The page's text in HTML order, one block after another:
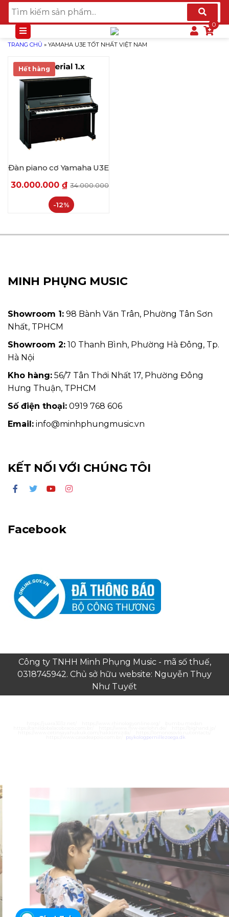
TRANG CHỦ » YAMAHA U3E TỐT NHẤT VIỆT NAM
Hết hàng
Đàn piano cơ Yamaha U3E
30.000.000 ₫ 34.000.000
-12%
MINH PHỤNG MUSIC
Showroom 1: 98 Bành Văn Trân, Phường Tân Sơn
Nhất, TPHCM
Showroom 2: 10 Thanh Bình, Phường Hà Đông, Tp.
Hà Nội
Kho hàng: 56/7 Tân Thới Nhất 17, Phường Đông
Hưng Thuận, TPHCM
Số điện thoại: 0919 768 606
Email: info@minhphungmusic.vn
KẾT NỐI VỚI CHÚNG TÔI
Facebook
Công ty TNHH Minh Phụng Music - mã số thuế,
0318745942. Chủ sở hữu website: Nguyễn Thụy
Như Tuyết
psykologpernillezoega.dk